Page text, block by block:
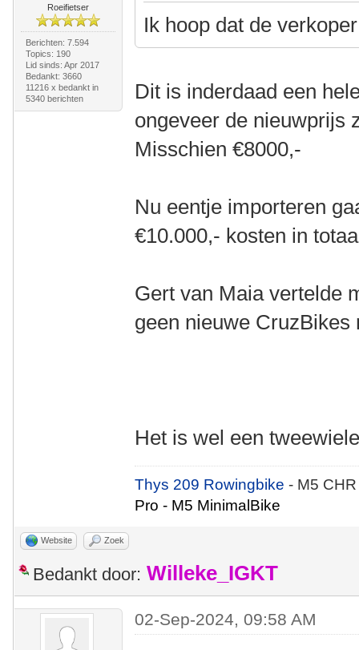
Roeifietser
Berichten: 7.594
Topics: 190
Lid sinds: Apr 2017
Bedankt: 3660
11216 x bedankt in
5340 berichten
Ik hoop dat de
Dit is inderdaad een
ongeveer de nieuwprijs
Misschien €8000,-
Nu eentje importeren
€10.000,- kosten in
Gert van Maia vertelde
geen nieuwe
Het is wel een
Thys 209 Rowingbike- M5
Pro - M5 MinimalBike
Website Zoek
Bedankt door: Willeke_IGKT
02-Sep-2024, 09:58 AM